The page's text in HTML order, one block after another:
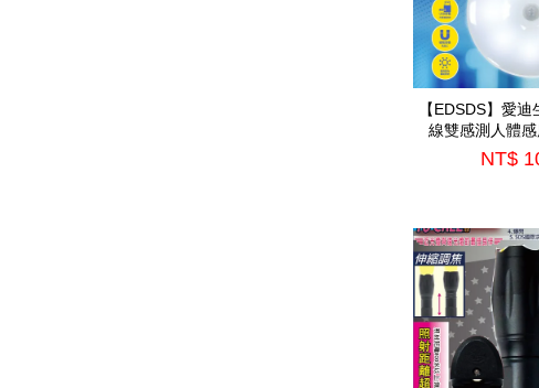
【EDSDS】愛
線雙感測人體
IL6W)
NT$